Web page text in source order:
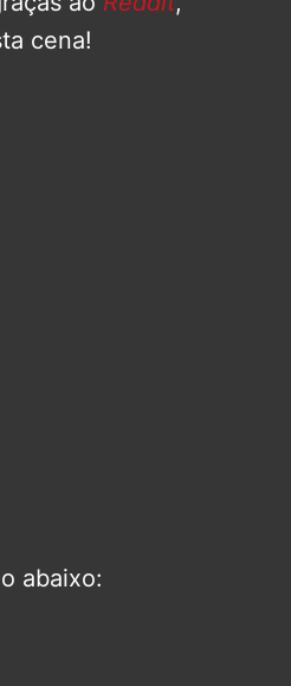
cena!
abaixo: